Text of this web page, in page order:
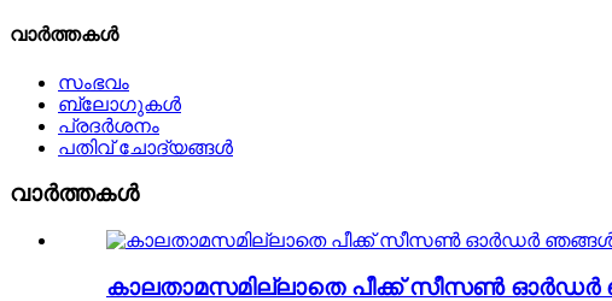
വാർത്തകൾ
സംഭവം
ബ്ലോഗുകൾ
പ്രദർശനം
പതിവ് ചോദ്യങ്ങൾ
വാർത്തകൾ
കാലതാമസമില്ലാതെ പീക്ക് സീസൺ